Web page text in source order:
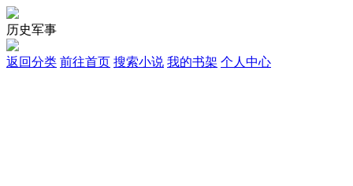
历史军事
返回分类 前往首页 搜索小说 我的书架 个人中心